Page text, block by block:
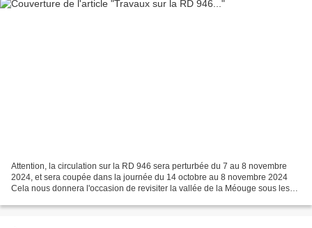
Attention, la circulation sur la RD 946 sera perturbée du 7 au 8 novembre
2024, et sera coupée dans la journée du 14 octobre au 8 novembre 2024
Cela nous donnera l'occasion de revisiter la vallée de la Méouge sous les